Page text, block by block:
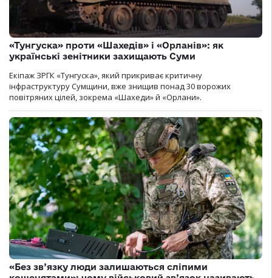
«Тунгуска» проти «Шахедів» і «Орланів»: як
українські зенітники захищають Суми
Екіпаж ЗРГК «Тунгуска», який прикриває критичну
інфраструктуру Сумщини, вже знищив понад 30 ворожих
повітряних цілей, зокрема «Шахеди» й «Орлани».
«Без зв’язку люди залишаються сліпими